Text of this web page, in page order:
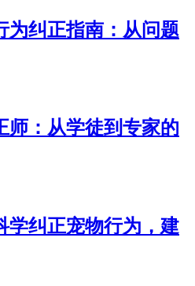
为纠正指南：从问题
师：从学徒到专家的
学纠正宠物行为，建